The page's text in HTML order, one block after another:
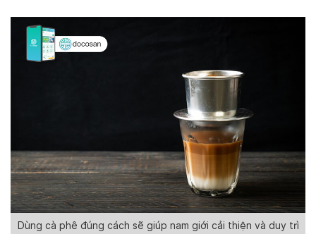
Dùng cà phê đúng cách sẽ giúp nam giới cải thiện và duy trì